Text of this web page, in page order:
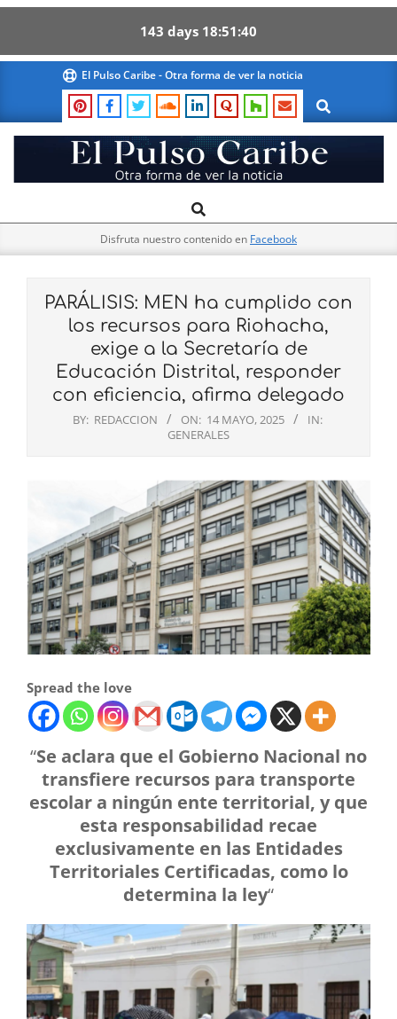
143 days 18 51 39
content
El Pulso Caribe - Otra forma de ver la noticia
Search
El
Pulso
Navigation
Search
Disfruta nuestro contenido en Facebook
PARÁLISIS: MEN ha cumplido con
los recursos para Riohacha,
exige a la Secretaría de
Educación Distrital, responder
con eficiencia, afirma delegado
BY: REDACCION ON: 14 MAYO, 2025
IN:
GENERALES
Spread the love
“Se aclara que el Gobierno Nacional no
transfiere recursos para transporte
escolar a ningún ente territorial, y que
esta responsabilidad recae
exclusivamente en las Entidades
Territoriales Certificadas, como lo
determina la ley“